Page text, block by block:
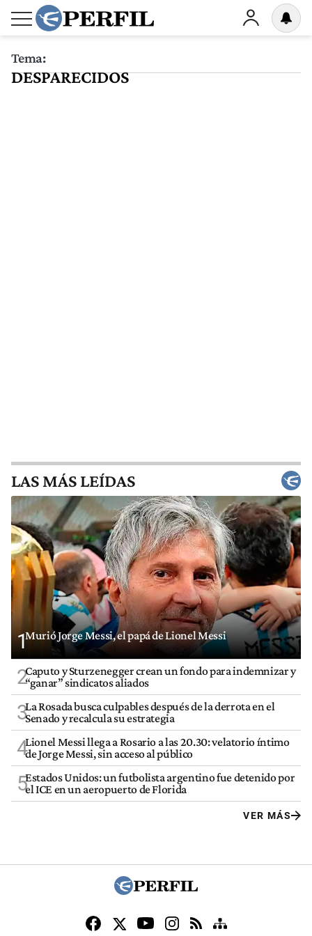
Tema:
DESPARECIDOS
LAS MÁS LEÍDAS
1Murió Jorge Messi, el papá de Lionel Messi
2Caputo y Sturzenegger crean un fondo para indemnizar y
“ganar” sindicatos aliados
3La Rosada busca culpables después de la derrota en el
Senado y recalcula su estrategia
4Lionel Messi llega a Rosario a las 20.30: velatorio íntimo
de Jorge Messi, sin acceso al público
5Estados Unidos: un futbolista argentino fue detenido por
el ICE en un aeropuerto de Florida
VER MÁS